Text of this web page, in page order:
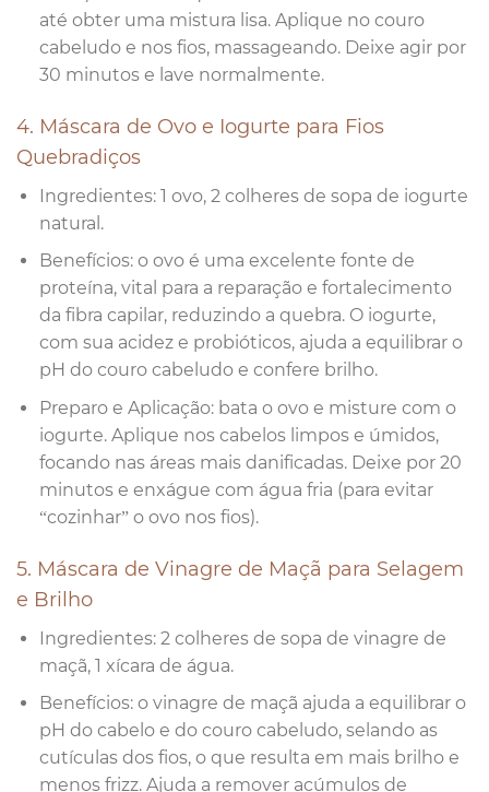
até obter uma mistura lisa. Aplique no couro
cabeludo e nos fios, massageando. Deixe agir por
30 minutos e lave normalmente.
4. Máscara de Ovo e Iogurte para Fios
Quebradiços
Ingredientes: 1 ovo, 2 colheres de sopa de iogurte
natural.
Benefícios: o ovo é uma excelente fonte de
proteína, vital para a reparação e fortalecimento
da fibra capilar, reduzindo a quebra. O iogurte,
com sua acidez e probióticos, ajuda a equilibrar o
pH do couro cabeludo e confere brilho.
Preparo e Aplicação: bata o ovo e misture com o
iogurte. Aplique nos cabelos limpos e úmidos,
focando nas áreas mais danificadas. Deixe por 20
minutos e enxágue com água fria (para evitar
“cozinhar” o ovo nos fios).
5. Máscara de Vinagre de Maçã para Selagem
e Brilho
Ingredientes: 2 colheres de sopa de vinagre de
maçã, 1 xícara de água.
Benefícios: o vinagre de maçã ajuda a equilibrar o
pH do cabelo e do couro cabeludo, selando as
cutículas dos fios, o que resulta em mais brilho e
menos frizz. Ajuda a remover acúmulos de